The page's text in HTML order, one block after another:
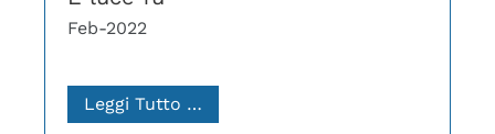
Feb-2022
Leggi Tutto …